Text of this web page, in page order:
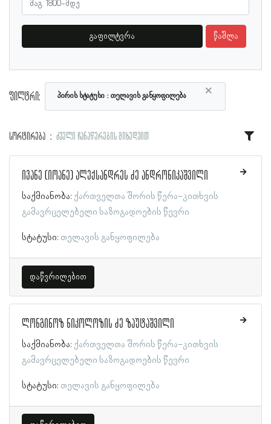
გაფილტვრა წაშლა
ფილტრი: ×
პირის სტატუსი თელავის განყოფილება
სორტირება ძველი ჩანაწერების მიხედვით
ივანე (იოანე) ალექსანდრეს ძე ანდრონიკაშვილი
საქმიანობა: ქართველთა შორის წერა-კითხვის
გამავრცელებელი საზოგადოების წევრი
სტატუსი: თელავის განყოფილება
დაწვრილებით
ლონგინოზ ნიკოლოზის ძე ზაუტაშვილი
საქმიანობა: ქართველთა შორის წერა-კითხვის
გამავრცელებელი საზოგადოების წევრი
სტატუსი: თელავის განყოფილება